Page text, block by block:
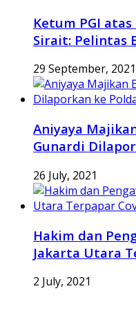
Ketum PGI
Sirait: Pelintas
29 September, 2021
Aniyaya
Gunardi
26 July, 2021
Hakim dan
Jakarta Utara
2 July, 2021